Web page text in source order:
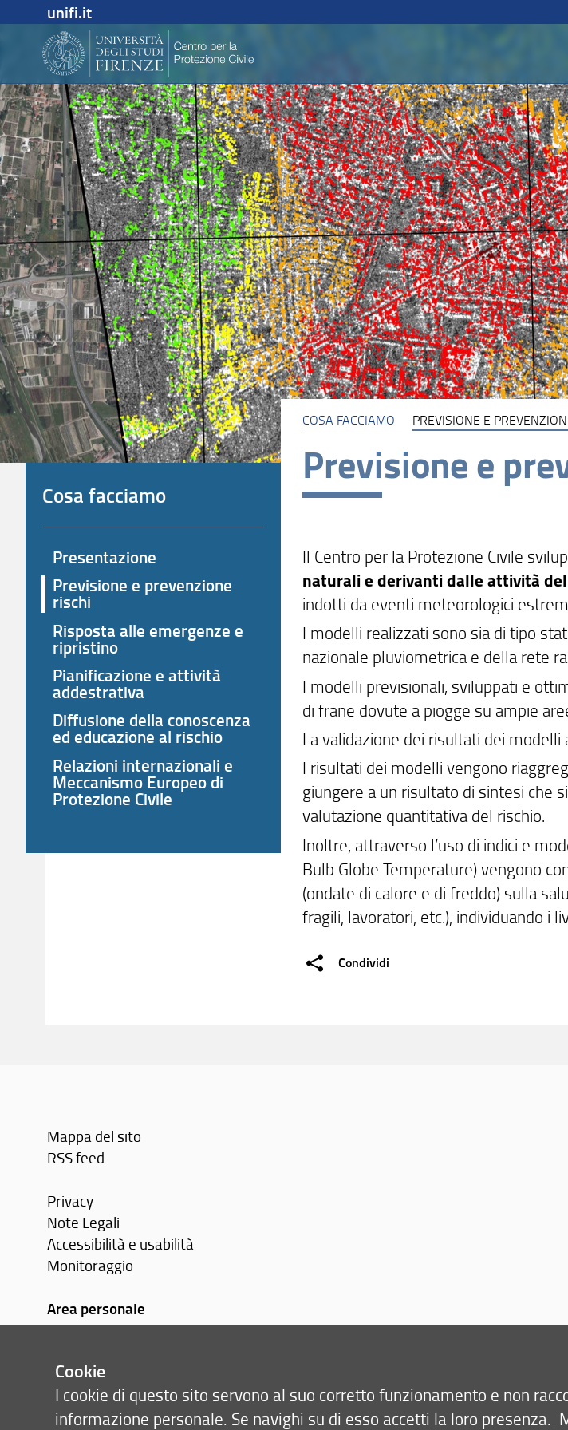
unifi.it
COSA FACCIAMO PREVISIONE E
Previsione e
Il Centro per la Protezione Civile
naturali e derivanti dalle attività
indotti da eventi meteorologici
I modelli realizzati sono sia di tipo
nazionale pluviometrica e della rete
I modelli previsionali, sviluppati e
di frane dovute a piogge su ampie
La validazione dei risultati dei
I risultati dei modelli vengono
giungere a un risultato di sintesi che
valutazione quantitativa del rischio.
Inoltre, attraverso l’uso di indici e
Bulb Globe Temperature) vengono
(ondate di calore e di freddo) sulla
fragili, lavoratori, etc.), individuando i
Condividi
Cosa facciamo
Presentazione
Previsione e prevenzione
rischi
Risposta alle emergenze e
ripristino
Pianificazione e attività
addestrativa
Diffusione della conoscenza
ed educazione al rischio
Relazioni internazionali e
Meccanismo Europeo di
Protezione Civile
Mappa del sito
RSS feed
Privacy
Note Legali
Accessibilità e usabilità
Monitoraggio
Area personale
Cookie
I cookie di questo sito servono al suo corretto funzionamento e non
informazione personale. Se navighi su di esso accetti la loro presenza.